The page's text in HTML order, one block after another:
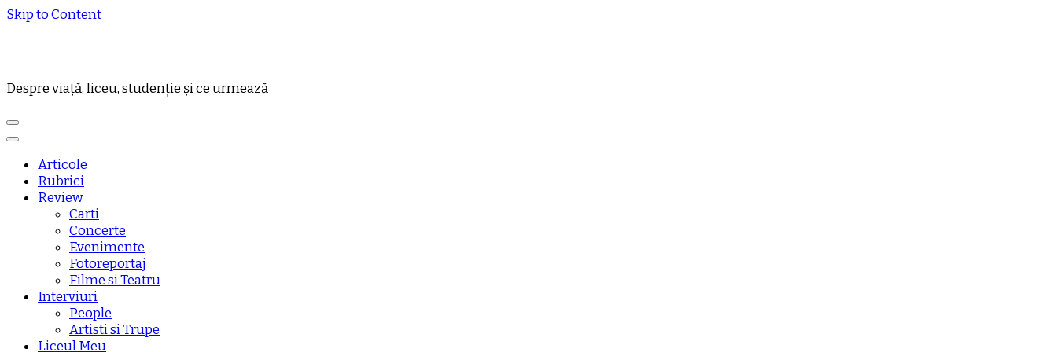
Skip to Content
Despre viață, liceu, studenție și ce urmează
Articole
Rubrici
Review
Carti
Concerte
Evenimente
Fotoreportaj
Filme si Teatru
Interviuri
People
Artisti si Trupe
Liceul Meu